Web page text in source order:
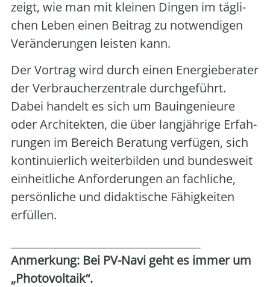
zeigt, wie man mit klei­nen Din­gen im täg­li­
chen Leben einen Bei­trag zu not­wen­di­gen
Ver­än­de­run­gen leis­ten kann.
Der Vor­trag wird durch einen Ener­gie­be­ra­ter
der Ver­brau­cher­zen­tra­le durch­ge­führt.
Dabei han­delt es sich um Bau­in­ge­nieu­re
oder Archi­tek­ten, die über lang­jäh­ri­ge Erfah­
run­gen im Bereich Bera­tung ver­fü­gen, sich
kon­ti­nu­ier­lich wei­ter­bil­den und bun­des­weit
ein­heit­li­che Anfor­de­run­gen an fach­li­che,
per­sön­li­che und didak­ti­sche Fähig­kei­ten
erfül­len.
Anmer­kung: Bei PV-Navi geht es immer um
„Pho­to­vol­ta­ik“.